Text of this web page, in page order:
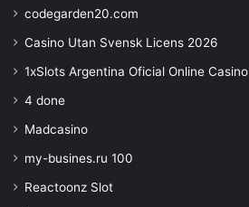
codegarden20.com
Casino Utan Svensk Licens 2026
1xSlots Argentina Oficial Online Casino
4 done
Madcasino
my-busines.ru 100
Reactoonz Slot